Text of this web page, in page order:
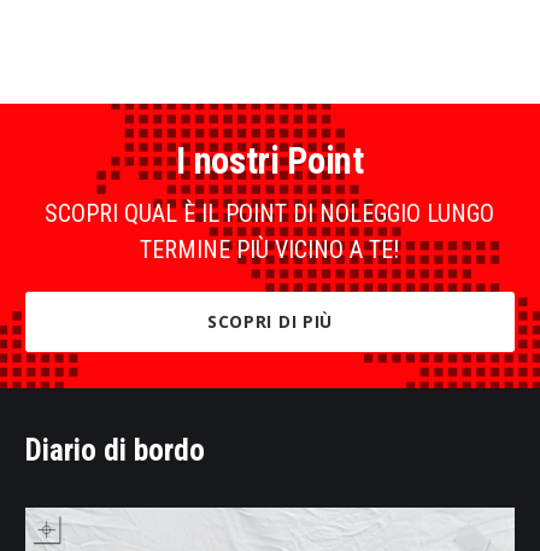
I nostri Point
SCOPRI QUAL È IL POINT DI NOLEGGIO LUNGO
TERMINE PIÙ VICINO A TE!
SCOPRI DI PIÙ
Diario di bordo